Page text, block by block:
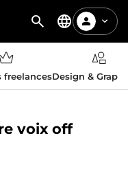
freelancesDesign &
voix off